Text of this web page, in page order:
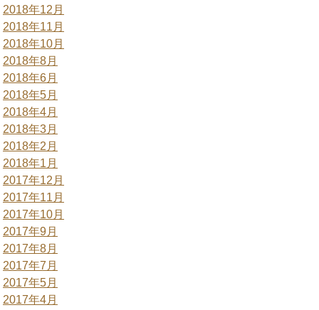
2018年12月
2018年11月
2018年10月
2018年8月
2018年6月
2018年5月
2018年4月
2018年3月
2018年2月
2018年1月
2017年12月
2017年11月
2017年10月
2017年9月
2017年8月
2017年7月
2017年5月
2017年4月